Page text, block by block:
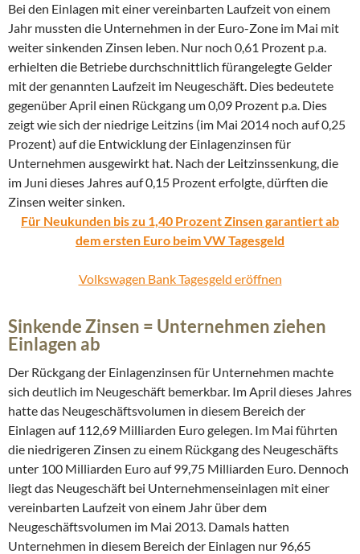
Bei den Einlagen mit einer vereinbarten Laufzeit von einem
Jahr mussten die Unternehmen in der Euro-Zone im Mai mit
weiter sinkenden Zinsen leben. Nur noch 0,61 Prozent p.a.
erhielten die Betriebe durchschnittlich fürangelegte Gelder
mit der genannten Laufzeit im Neugeschäft. Dies bedeutete
gegenüber April einen Rückgang um 0,09 Prozent p.a. Dies
zeigt wie sich der niedrige Leitzins (im Mai 2014 noch auf 0,25
Prozent) auf die Entwicklung der Einlagenzinsen für
Unternehmen ausgewirkt hat. Nach der Leitzinssenkung, die
im Juni dieses Jahres auf 0,15 Prozent erfolgte, dürften die
Zinsen weiter sinken.
Für Neukunden bis zu 1,40 Prozent Zinsen garantiert ab
dem ersten Euro beim VW Tagesgeld
Volkswagen Bank Tagesgeld eröffnen
Sinkende Zinsen = Unternehmen ziehen
Einlagen ab
Der Rückgang der Einlagenzinsen für Unternehmen machte
sich deutlich im Neugeschäft bemerkbar. Im April dieses Jahres
hatte das Neugeschäftsvolumen in diesem Bereich der
Einlagen auf 112,69 Milliarden Euro gelegen. Im Mai führten
die niedrigeren Zinsen zu einem Rückgang des Neugeschäfts
unter 100 Milliarden Euro auf 99,75 Milliarden Euro. Dennoch
liegt das Neugeschäft bei Unternehmenseinlagen mit einer
vereinbarten Laufzeit von einem Jahr über dem
Neugeschäftsvolumen im Mai 2013. Damals hatten
Unternehmen in diesem Bereich der Einlagen nur 96,65